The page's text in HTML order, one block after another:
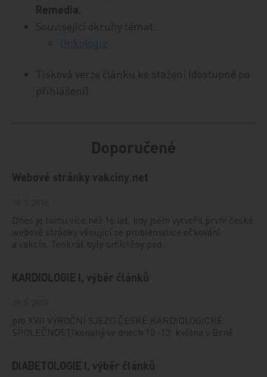
Remedia.
Související okruhy témat:
Tisková verze článku ke stažení (dostupné po
přihlášení)
Doporučené
Webové stránky vakciny.net
Dnes je tomu více než 16 let, kdy jsem vytvořil první české
webové stránky věnující se problematice očkování
a vakcín. Tenkrát byly umístěny pod…
KARDIOLOGIE I, výběr článků
pro XVII VÝROČNÍ SJEZD ČESKÉ KARDIOLOGICKÉ
SPOLEČNOSTIkonaný ve dnech 10.-13. května v Brně
DIABETOLOGIE I, výběr článků